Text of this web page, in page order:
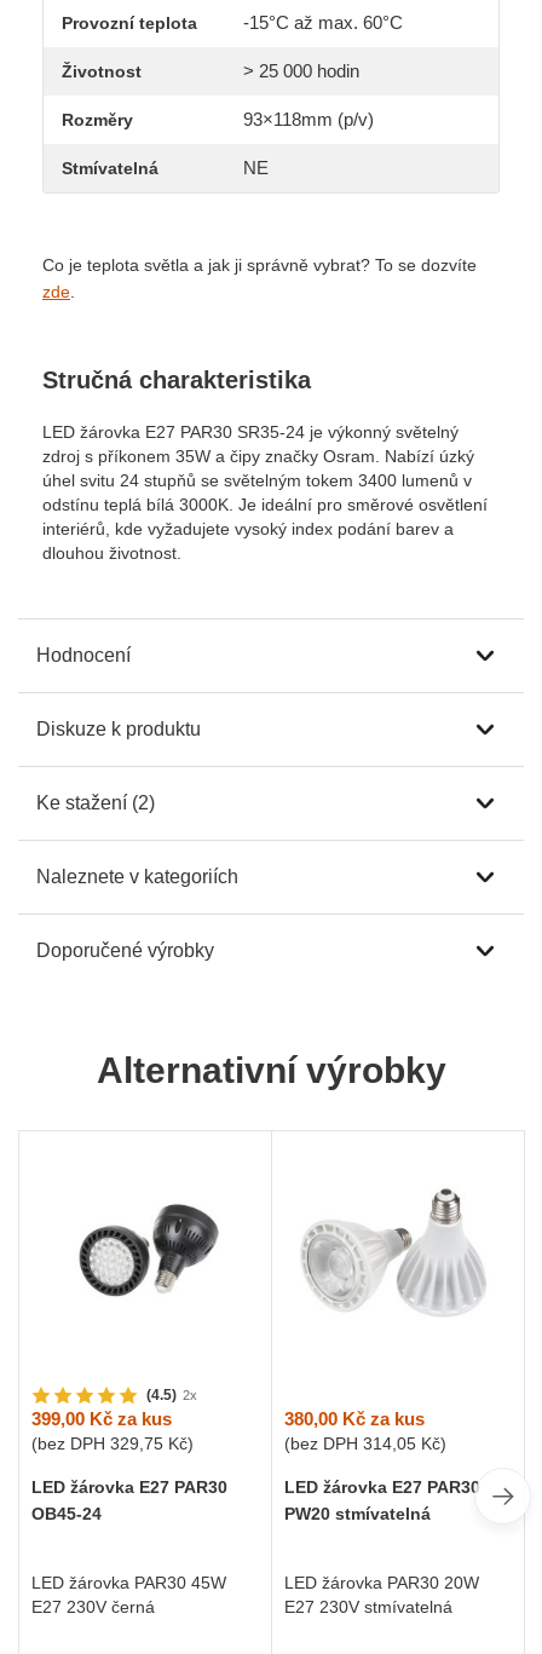
Provozní teplota -15°C až max. 60°C
Životnost > 25 000 hodin
Rozměry 93×118mm (p/v)
Stmívatelná NE
Co je teplota světla a jak ji správně vybrat? To se dozvíte
zde
Stručná charakteristika
LED žárovka E27 PAR30 SR35-24 je výkonný světelný
zdroj s příkonem 35W a čipy značky Osram. Nabízí úzký
úhel svitu 24 stupňů se světelným tokem 3400 lumenů v
odstínu teplá bílá 3000K. Je ideální pro směrové osvětlení
interiérů, kde vyžadujete vysoký index podání barev a
dlouhou životnost.
Hodnocení
Diskuze k produktu
Ke stažení (2)
Naleznete v kategoriích
Doporučené výrobky
Alternativní výrobky
(4.5) 2x
399,00 Kč za kus
(bez DPH 329,75 Kč)
LED žárovka E27 PAR30
OB45-24
LED žárovka PAR30 45W
E27 230V černá
380,00 Kč za kus
(bez DPH 314,05 Kč)
LED žárovka E27 PAR30
PW20 stmívatelná
LED žárovka PAR30 20W
E27 230V stmívatelná